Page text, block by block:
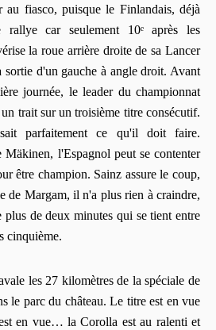
au fiasco, puisque le Finlandais, déjà
rallye car seulement 10ᵉ après les
la roue arrière droite de sa Lancer
d'un gauche à angle droit. Avant
journée, le leader du championnat
trait sur un troisième titre consécutif.
parfaitement ce qu'il doit faire.
Mäkinen, l'Espagnol peut se contenter
être champion. Sainz assure le coup,
de Margam, il n'a plus rien à craindre,
plus de deux minutes qui se tient entre
cinquième.
les 27 kilomètres de la spéciale de
le parc du château. Le titre est en vue
en vue… la Corolla est au ralenti et